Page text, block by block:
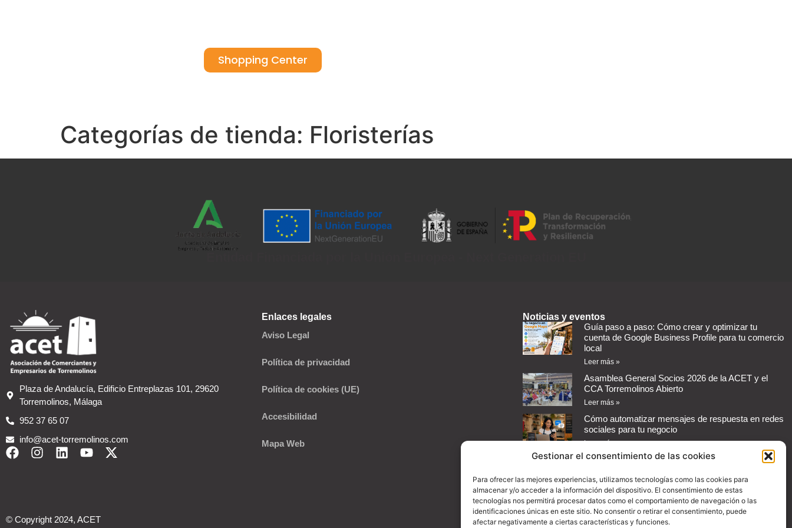
Gestionar el consentimiento de las cookies
Para ofrecer las mejores experiencias, utilizamos tecnologías como las cookies para
almacenar y/o acceder a la información del dispositivo. El consentimiento de estas
tecnologías nos permitirá procesar datos como el comportamiento de navegación o las
identificaciones únicas en este sitio. No consentir o retirar el consentimiento, puede
afectar negativamente a ciertas características y funciones.
Shopping Center
Categorías de tienda: Floristerías
Plaza de Andalucía, Edificio Entreplazas 101, 29620
Torremolinos, Málaga
952 37 65 07
info@acet-torremolinos.com
Enlaces legales
Aviso Legal
Política de privacidad
Política de cookies (UE)
Accesibilidad
Mapa Web
Noticias y eventos
Guía paso a paso: Cómo crear y optimizar tu
cuenta de Google Business Profile para tu comercio
local
Leer más »
Asamblea General Socios 2026 de la ACET y el
CCA Torremolinos Abierto
Leer más »
Cómo automatizar mensajes de respuesta en redes
sociales para tu negocio
Leer más »
Guía práctica: Cómo configurar promociones en
Leer más »
© Copyright 2024, ACET Creatividad:SOMOS Marketing y Consultoría Digital